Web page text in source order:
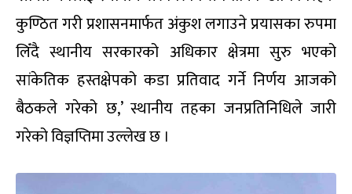
कुण्ठित गरी प्रशासनमार्फत अंकुश लगाउने प्रयासका रुपमा
लिँदै स्थानीय सरकारको अधिकार क्षेत्रमा सुरु भएको
सांकेतिक हस्तक्षेपको कडा प्रतिवाद गर्ने निर्णय आजको
बैठकले गरेको छ,’ स्थानीय तहका जनप्रतिनिधिले जारी
गरेको विज्ञप्तिमा उल्लेख छ ।